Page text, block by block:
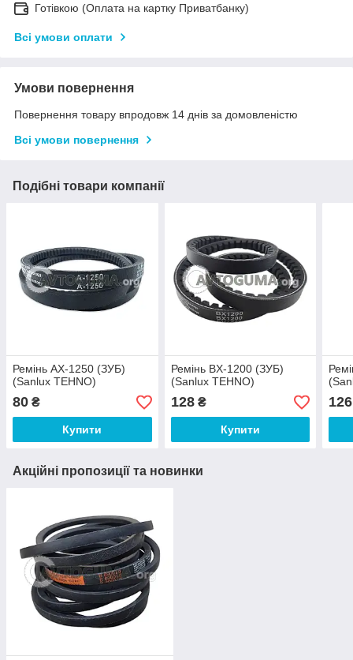
Готівкою (Оплата на картку Приватбанку)
Всі умови оплати
Умови повернення
Повернення товару впродовж 14 днів за домовленістю
Всі умови повернення
Подібні товари компанії
Ремінь AX-1250 (ЗУБ)
(Sanlux TEHNO)
80 ₴
Купити
Ремінь BX-1200 (ЗУБ)
(Sanlux TEHNO)
128₴
Купити
126
Акційні пропозиції та новинки